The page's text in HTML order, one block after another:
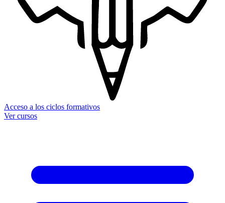
Acceso a los ciclos formativos
Ver cursos